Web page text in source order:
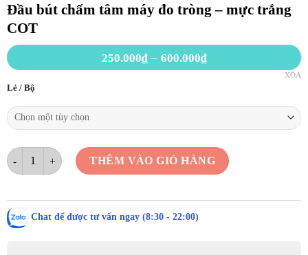
Đầu bút chấm tâm máy đo tròng – mực trắng
COT
250.000₫ – 600.000₫Khoảng
giá:
đến
Lẻ / Bộ
XÓA
Đầu bút chấm tâm máy đo tròng - mực trắng COT số lượng
THÊM VÀO GIỎ HÀNG
Chat để được tư vấn ngay (8:30 - 22:00)